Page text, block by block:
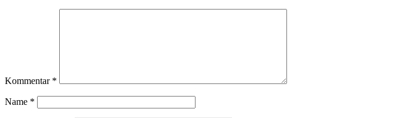
Kommentar *
Name *